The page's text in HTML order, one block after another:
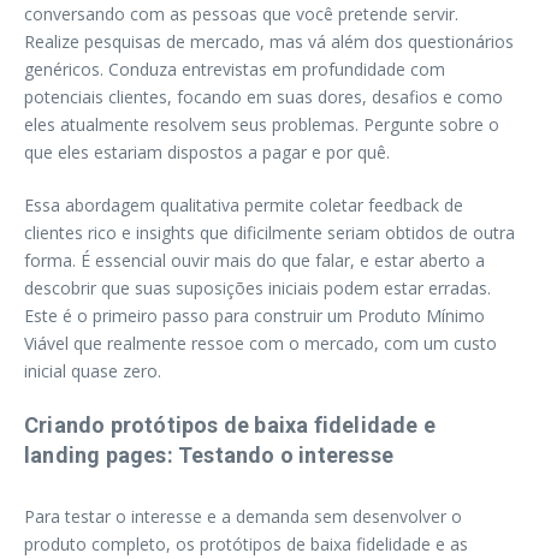
conversando com as pessoas que você pretende servir.
Realize pesquisas de mercado, mas vá além dos questionários
genéricos. Conduza entrevistas em profundidade com
potenciais clientes, focando em suas dores, desafios e como
eles atualmente resolvem seus problemas. Pergunte sobre o
que eles estariam dispostos a pagar e por quê.
Essa abordagem qualitativa permite coletar feedback de
clientes rico e insights que dificilmente seriam obtidos de outra
forma. É essencial ouvir mais do que falar, e estar aberto a
descobrir que suas suposições iniciais podem estar erradas.
Este é o primeiro passo para construir um Produto Mínimo
Viável que realmente ressoe com o mercado, com um custo
inicial quase zero.
Criando protótipos de baixa fidelidade e
landing pages: Testando o interesse
Para testar o interesse e a demanda sem desenvolver o
produto completo, os protótipos de baixa fidelidade e as